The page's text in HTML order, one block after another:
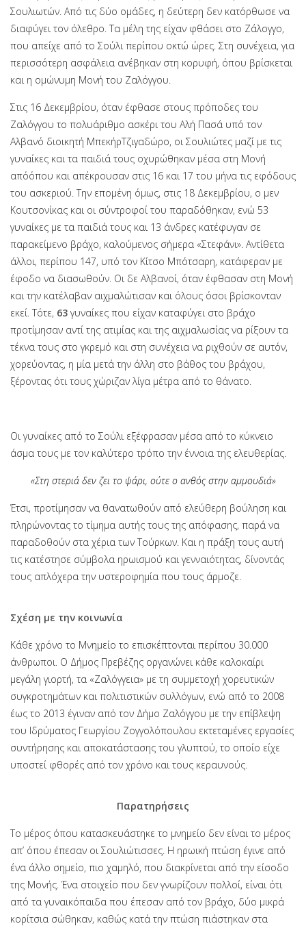
Σουλιωτών. Από τις δύο ομάδες, η δεύτερη δεν κατόρθωσε να
διαφύγει τον όλεθρο. Τα μέλη της είχαν φθάσει στο Ζάλογγο,
που απείχε από το Σούλι περίπου οκτώ ώρες. Στη συνέχεια, για
περισσότερη ασφάλεια ανέβηκαν στη κορυφή, όπου βρίσκεται
και η ομώνυμη Μονή του Ζαλόγγου.
Στις 16 Δεκεμβρίου, όταν έφθασε στους πρόποδες του
Ζαλόγγου το πολυάριθμο ασκέρι του Αλή Πασά υπό τον
Αλβανό διοικητή ΜπεκήρΤζιγαδώρο, οι Σουλιώτες μαζί με τις
γυναίκες και τα παιδιά τους οχυρώθηκαν μέσα στη Μονή
απόόπου και απέκρουσαν στις 16 και 17 του μήνα τις εφόδους
του ασκεριού. Την επομένη όμως, στις 18 Δεκεμβρίου, ο μεν
Κουτσονίκας και οι σύντροφοί του παραδόθηκαν, ενώ 53
γυναίκες με τα παιδιά τους και 13 άνδρες κατέφυγαν σε
παρακείμενο βράχο, καλούμενος σήμερα «Στεφάνι». Αντίθετα
άλλοι, περίπου 147, υπό τον Κίτσο Μπότσαρη, κατάφεραν με
έφοδο να διασωθούν. Οι δε Αλβανοί, όταν έφθασαν στη Μονή
και την κατέλαβαν αιχμαλώτισαν και όλους όσοι βρίσκονταν
εκεί. Τότε, 63 γυναίκες που είχαν καταφύγει στο βράχο
προτίμησαν αντί της ατιμίας και της αιχμαλωσίας να ρίξουν τα
τέκνα τους στο γκρεμό και στη συνέχεια να ριχθούν σε αυτόν,
χορεύοντας, η μία μετά την άλλη στο βάθος του βράχου,
ξέροντας ότι τους χώριζαν λίγα μέτρα από το θάνατο.
Οι γυναίκες από το Σούλι εξέφρασαν μέσα από το κύκνειο
άσμα τους με τον καλύτερο τρόπο την έννοια της ελευθερίας.
«Στη στεριά δεν ζει το ψάρι, ούτε ο ανθός στην αμμουδιά»
Έτσι, προτίμησαν να θανατωθούν από ελεύθερη βούληση και
πληρώνοντας το τίμημα αυτής τους της απόφασης, παρά να
παραδοθούν στα χέρια των Τούρκων. Και η πράξη τους αυτή
τις κατέστησε σύμβολα ηρωισμού και γενναιότητας, δίνοντάς
τους απλόχερα την υστεροφημία που τους άρμοζε.
Σχέση με την κοινωνία
Κάθε χρόνο το Μνημείο το επισκέπτονται περίπου 30.000
άνθρωποι. Ο Δήμος Πρεβέζης οργανώνει κάθε καλοκαίρι
μεγάλη γιορτή, τα «Ζαλόγγεια» με τη συμμετοχή χορευτικών
συγκροτημάτων και πολιτιστικών συλλόγων, ενώ από το 2008
έως το 2013 έγιναν από τον Δήμο Ζαλόγγου με την επίβλεψη
του Ιδρύματος Γεωργίου Ζογγολόπουλου εκτεταμένες εργασίες
συντήρησης και αποκατάστασης του γλυπτού, το οποίο είχε
υποστεί φθορές από τον χρόνο και τους κεραυνούς.
Παρατηρήσεις
Το μέρος όπου κατασκευάστηκε το μνημείο δεν είναι το μέρος
απ’ όπου έπεσαν οι Σουλιώτισσες. Η ηρωική πτώση έγινε από
ένα άλλο σημείο, πιο χαμηλό, που διακρίνεται από την είσοδο
της Μονής. Ένα στοιχείο που δεν γνωρίζουν πολλοί, είναι ότι
από τα γυναικόπαιδα που έπεσαν από τον βράχο, δύο μικρά
κορίτσια σώθηκαν, καθώς κατά την πτώση πιάστηκαν στα